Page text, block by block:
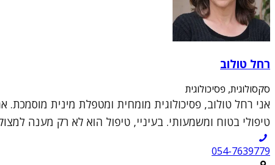
רחל טולוב
סקסולוגית, פסיכולוגית
אני רחל טולוב, פסיכולוגית מומחית ומטפלת מינית
טיפולי בטוח ומשמעותי. בעיניי, טיפול הוא לא רק מענה
054-7639779